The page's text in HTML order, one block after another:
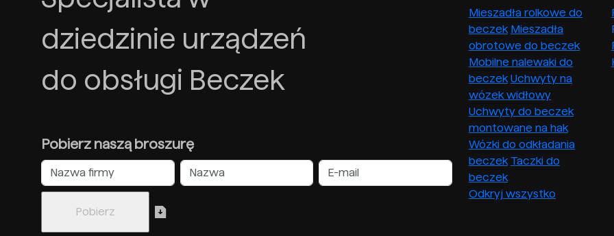
dziedzinie urządzeń
do obsługi Beczek
Pobierz naszą broszurę
Mieszadła rolkowe do
beczek Mieszadła
obrotowe do beczek
Mobilne nalewaki do
beczek Uchwyty na
wózek widłowy
Uchwyty do beczek
montowane na hak
Wózki do odkładania
beczek Taczki do
beczek
Odkryj wszystko